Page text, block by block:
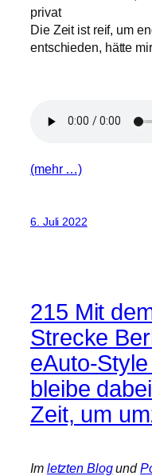
Die Zeit ist reif, um
entschieden, hätte
(mehr …)
6. Juli 2022
215 Mit
Strecke
eAuto-
bleibe
Zeit, um
Im letzten Blogund